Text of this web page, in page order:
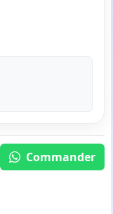
Commander